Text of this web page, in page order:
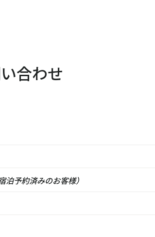
合わせ
泊予約済みのお客様）